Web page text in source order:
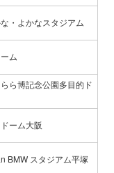
・よかなスタジアム
ム
ら博記念公園多目的ド
ーム大阪
BMW スタジアム平塚